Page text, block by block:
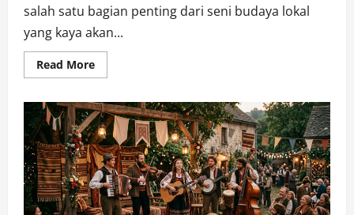
salah satu bagian penting dari seni budaya lokal
yang kaya akan...
Read MoreRead
more
Journal:
Musik
Rakyat,
Seni
Tradisi
dan
Budaya
Kontemporer